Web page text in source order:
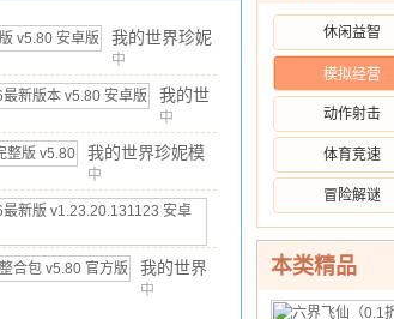
我的世界珍妮
模组直装版
v5.80 安卓
版
中
文 / 22.92MB / 10.00
我的世
界珍妮
模组
2026最
新版本
v5.80
中
文 / 22.92MB 10.00
我的世界珍妮模
组MC完整版
v5.80
中
文 / 22.92MB / 10.00
854.69MB / 10.00
我的世界
珍妮模组
中
10.00
休闲益智
模拟经营
动作射击
体育竞速
冒险解谜
本类精品